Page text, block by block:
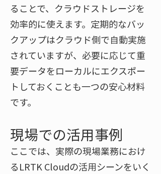
ることで、クラウドストレージを
効率的に使えます。定期的なバッ
クアップはクラウド側で自動実施
されていますが、必要に応じて重
要データをローカルにエクスポー
トしておくことも一つの安心材料
です。
現場での活用事例
ここでは、実際の現場業務におけ
るLRTK Cloudの活用シーンをいく